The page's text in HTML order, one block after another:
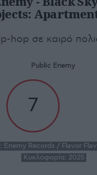
hop σε καιρό
Public Enemy
7
Enemy Records / Flavor
Κυκλοφορία: 2025